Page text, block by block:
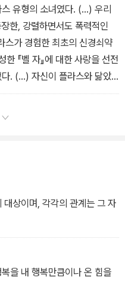
유형의 소녀였다. (…) 우리
한, 강렬하면서도 폭력적인
스가 경험한 최초의 신경쇠약
『벨 자』에 대한 사랑을 선전
. (…) 자신이 플라스와 닮았
잘것없고, 당연하고, 클리셰
상이며, 각각의 관계는 그 자
을 내 행복만큼이나 온 힘을